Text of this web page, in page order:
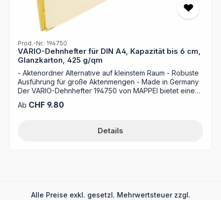
Prod.-Nr.: 194750
VARIO-Dehnhefter für DIN A4, Kapazität bis 6 cm,
Glanzkarton, 425 g/qm
- Aktenordner Alternative auf kleinstem Raum - Robuste
Ausführung für große Aktenmengen - Made in Germany
Der VARIO-Dehnhefter 194750 von MAPPEI bietet eine
Aufbewahrung umfangreicher Dokumente. Aus
einer integrierten stufenlos verstellbaren Dehnfunktion
im Mappenboden ausgestattet, ermöglicht dieser
Ihrem Inhalt mit. Mit einer Kapazität von bis zu 500 Blatt
Regulärer Preis:
Ab CHF 9.80
Details
Alle Preise exkl. gesetzl. Mehrwertsteuer zzgl.